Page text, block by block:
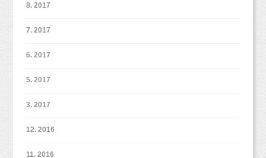
↓ ↓ ↓ こんなお客様がご利用いただいています！
今年は記念撮影するようなお祝いイベントがな
子どもは大きくなったけど、家族の成長をこま
8. 2017
7. 2017
6. 2017
5. 2017
3. 2017
12. 2016
11. 2016